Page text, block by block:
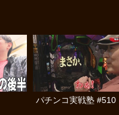
パチンコ実戦塾 #510